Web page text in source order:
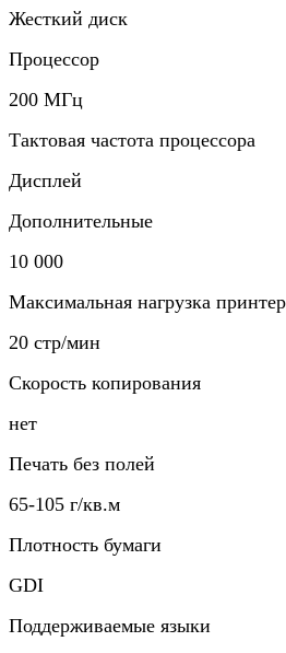
Жесткий диск
Процессор
200 МГц
Тактовая частота процессора
Дисплей
Дополнительные
10 000
Максимальная нагрузка
20 стр/мин
Скорость копирования
нет
Печать без полей
65-105 г/кв.м
Плотность бумаги
GDI
Поддерживаемые языки